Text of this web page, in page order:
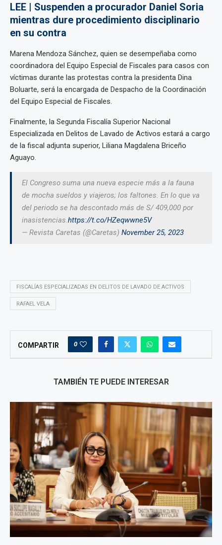
LEE | Suspenden a procurador Daniel Soria
mientras dure procedimiento disciplinario
en su contra
Marena Mendoza Sánchez, quien se desempeñaba como
coordinadora del Equipo Especial de Fiscales para casos con
víctimas durante las protestas contra la presidenta Dina
Boluarte, será la encargada de Despacho de la Coordinación
del Equipo Especial de Fiscales.
Finalmente, la Segunda Fiscalía Superior Nacional
Especializada en Delitos de Lavado de Activos estará a cargo
de la fiscal adjunta superior, Liliana Magdalena Briceño
Aguayo.
El Congreso suma una nueva especie más a la fauna
de mocha sueldos y viajeros; los faltones. En lo que va
del periodo se ha descontado más de S/ 409,000 por
inasistencias. https://t.co/HZeqwwne5V
— Revista Caretas (@Caretas) November 25, 2023
FISCALÍAS ESPECIALIZADAS EN DELITOS DE LAVADO DE ACTIVOS
RAFAEL VELA
COMPARTIR 0
TAMBIÉN TE PUEDE INTERESAR